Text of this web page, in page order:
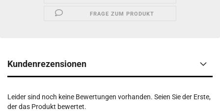
FRAGE ZUM PRODUKT
Kundenrezensionen
Leider sind noch keine Bewertungen vorhanden. Seien Sie der Erste,
der das Produkt bewertet.